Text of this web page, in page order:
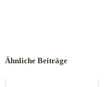
Ähnliche Beiträge